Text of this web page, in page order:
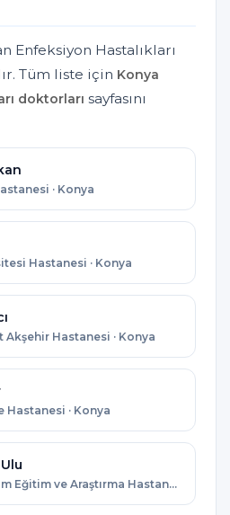
Enfeksiyon Hastalıkları
Tüm liste için Konya
doktorları sayfasını
· Konya
Hastanesi · Konya
Akşehir Hastanesi · Konya
Hastanesi · Konya
Konya Beyhekim Eğitim ve Araştırma Hastanesi · Konya